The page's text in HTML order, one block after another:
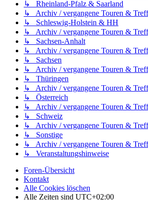
↳ Rheinland-Pfalz & Saarland
↳ Archiv / vergangene Touren &
↳ Schleswig-Holstein & HH
↳ Archiv / vergangene Touren &
↳ Sachsen-Anhalt
↳ Archiv / vergangene Touren &
↳ Sachsen
↳ Archiv / vergangene Touren &
↳ Thüringen
↳ Archiv / vergangene Touren &
↳ Österreich
↳ Archiv / vergangene Touren &
↳ Schweiz
↳ Archiv / vergangene Touren &
↳ Sonstige
↳ Archiv / vergangene Touren &
↳ Veranstaltungshinweise
Foren-Übersicht
Kontakt
Alle Cookies löschen
Alle Zeiten sind UTC+02:00